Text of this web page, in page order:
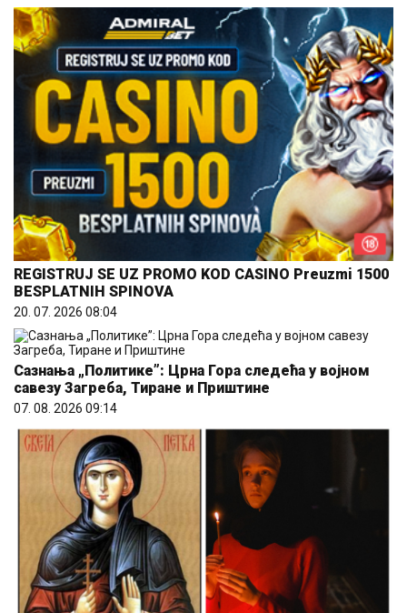
REGISTRUJ SE UZ PROMO KOD CASINO Preuzmi 1500
BESPLATNIH SPINOVA
20. 07. 2026 08:04
Сазнања „Политике”: Црна Гора следећа у војном
савезу Загреба, Тиране и Приштине
07. 08. 2026 09:14